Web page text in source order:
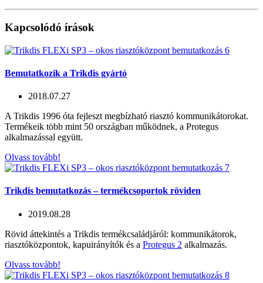
Kapcsolódó írások
Bemutatkozik a Trikdis gyártó
2018.07.27
A Trikdis 1996 óta fejleszt megbízható riasztó kommunikátorokat.
Termékeik több mint 50 országban működnek, a Protegus
alkalmazással együtt.
Olvass tovább!
Trikdis bemutatkozás – termékcsoportok röviden
2019.08.28
Rövid áttekintés a Trikdis termékcsaládjáról: kommunikátorok,
riasztóközpontok, kapuirányítók és a Protegus 2 alkalmazás.
Olvass tovább!